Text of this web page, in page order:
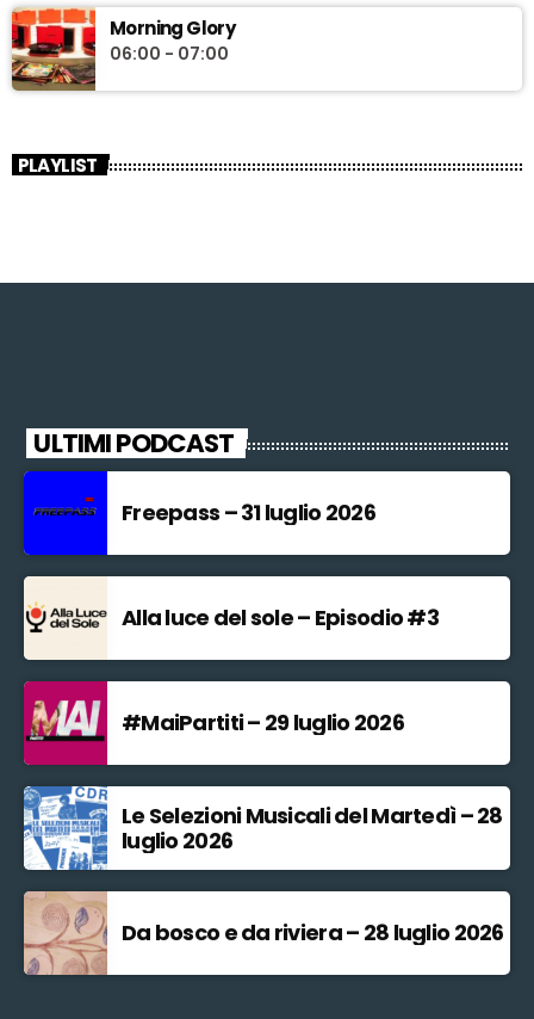
Morning Glory
06:00 - 07:00
PLAYLIST
ULTIMI PODCAST
Freepass – 31 luglio 2026
Alla luce del sole – Episodio #3
#MaiPartiti – 29 luglio 2026
Le Selezioni Musicali del Martedì – 28
luglio 2026
Da bosco e da riviera – 28 luglio 2026